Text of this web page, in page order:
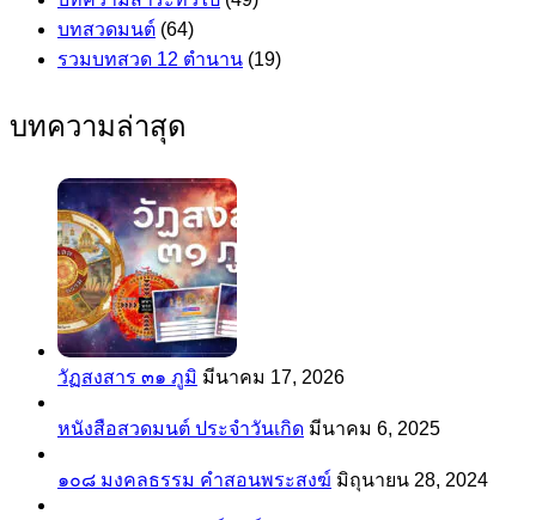
บทสวดมนต์ (64)
รวมบทสวด 12 ตำนาน (19)
บทความล่าสุด
วัฏสงสาร ๓๑ ภูมิ มีนาคม 17, 2026
หนังสือสวดมนต์ ประจำวันเกิด มีนาคม 6, 2025
๑๐๘ มงคลธรรม คำสอนพระสงฆ์ มิถุนายน 28, 2024